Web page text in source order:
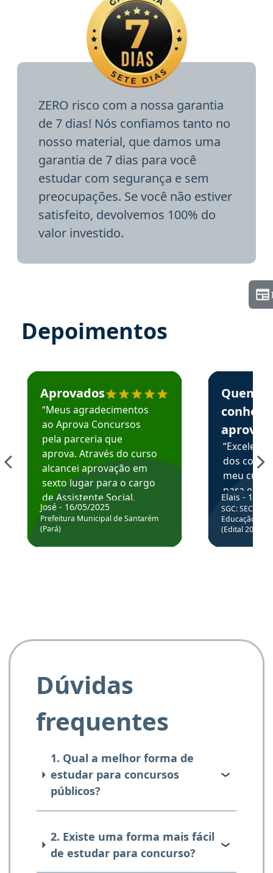
ZERO risco com a nossa garantia
de 7 dias! Nós confiamos tanto no
nosso material, que damos uma
garantia de 7 dias para você
estudar com segurança e sem
preocupações. Se você não estiver
satisfeito, devolvemos 100% do
valor investido.
Depoimentos
Estudante José recomenda o Aprova Concursos em
Aprovados
“Meus agradecimentos
ao Aprova Concursos
pela parceria que
aprova. Através do curso
alcancei aprovação em
sexto lugar para o cargo
de Assistente Social.
Hoje estou atuando na
Prefeitura de Santarém.
José - 16/05/2025
Prefeitura Municipal de Santarém
(Pará)
Estudante
Quem
aprova
dos
meu
para
colocar
através
de
Elais - 15/
SGC: SEC BA
Educação
(Edital
Dúvidas
frequentes
1. Qual a melhor forma de
estudar para concursos
públicos?
2. Existe uma forma mais fácil
de estudar para concurso?